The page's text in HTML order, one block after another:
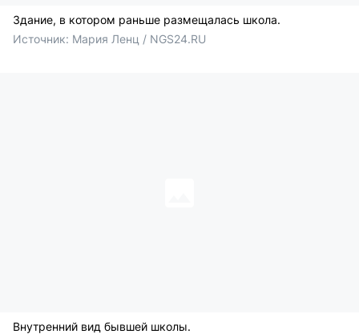
Здание, в котором раньше размещалась школа.
Источник: Мария Ленц / NGS24.RU
Внутренний вид бывшей школы.